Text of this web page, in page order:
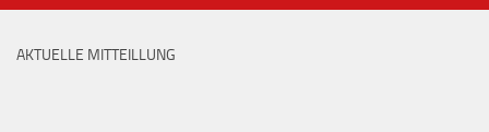
AKTUELLE MITTEILLUNG